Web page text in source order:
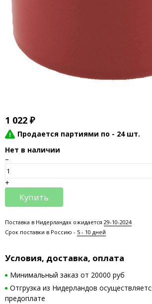
1 022 ₽
Продается партиями по - 24 шт.
Нет в наличии
–
+
Купить
Поставка в Нидерландах ожидается 29-10-2024
Срок поставки в Россию - 5 - 10 дней
Условия, доставка, оплата
Минимальный заказ от 20000 руб
Отгрузка из Нидерландов
предоплате